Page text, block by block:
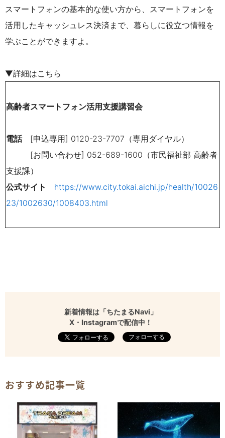
スマートフォンの基本的な使い方から、スマートフォンを
活用したキャッシュレス決済まで、暮らしに役立つ情報を
学ぶことができますよ。
▼詳細はこちら
高齢者スマートフォン活用支援講習会
電話[申込専用] 0120-23-7707（専用ダイヤル）
[お問い合わせ] 052-689-1600（市民福祉部 高齢者
支援課）
公式サイト
https://www.city.tokai.aichi.jp/health/10026
23/1002630/1008403.html
新着情報は「ちたまるNavi」
X・Instagramで配信中！
フォローする
おすすめ記事一覧